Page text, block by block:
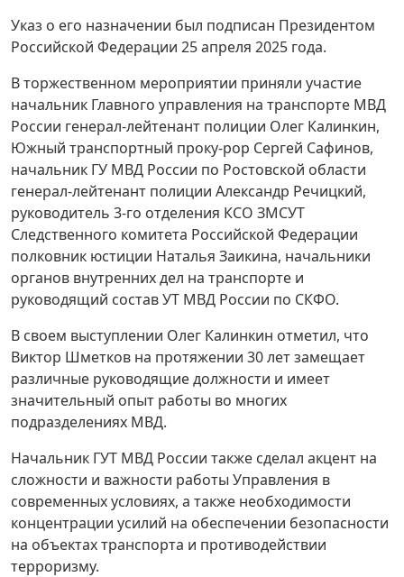
Указ о его назначении был подписан Президентом
Российской Федерации 25 апреля 2025 года.
В торжественном мероприятии приняли участие
начальник Главного управления на транспорте МВД
России генерал-лейтенант полиции Олег Калинкин,
Южный транспортный проку-рор Сергей Сафинов,
начальник ГУ МВД России по Ростовской области
генерал-лейтенант полиции Александр Речицкий,
руководитель 3-го отделения КСО ЗМСУТ
Следственного комитета Российской Федерации
полковник юстиции Наталья Заикина, начальники
органов внутренних дел на транспорте и
руководящий состав УТ МВД России по СКФО.
В своем выступлении Олег Калинкин отметил, что
Виктор Шметков на протяжении 30 лет замещает
различные руководящие должности и имеет
значительный опыт работы во многих
подразделениях МВД.
Начальник ГУТ МВД России также сделал акцент на
сложности и важности работы Управления в
современных условиях, а также необходимости
концентрации усилий на обеспечении безопасности
на объектах транспорта и противодействии
терроризму.